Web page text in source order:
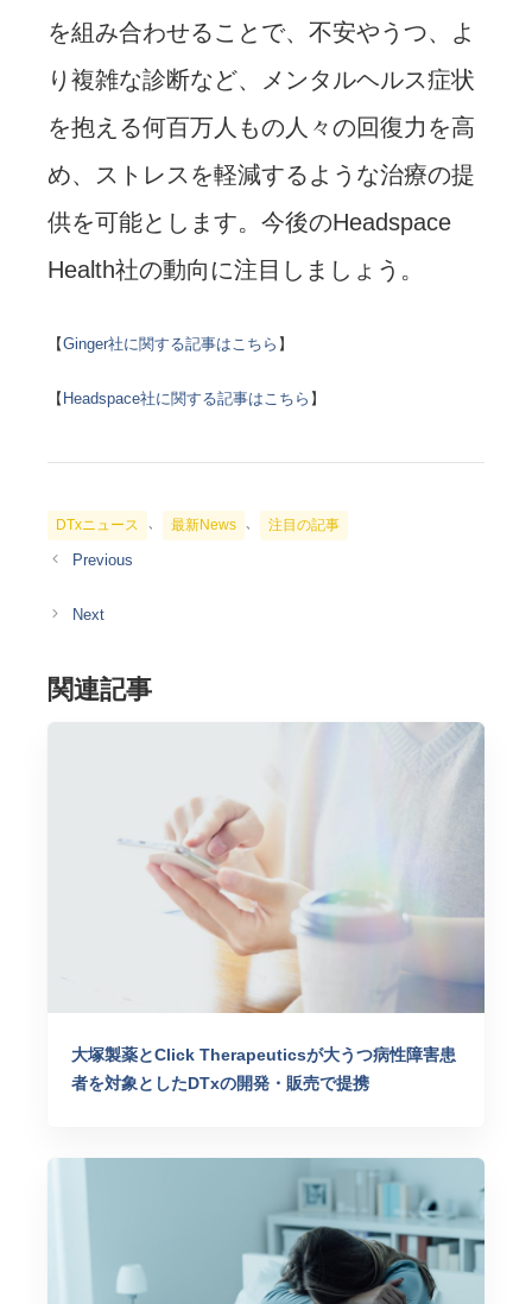
を組み合わせることで、不安やうつ、よ
り複雑な診断など、メンタルヘルス症状
を抱える何百万人もの人々の回復力を高
め、ストレスを軽減するような治療の提
供を可能とします。今後のHeadspace
Health社の動向に注目しましょう。
【Ginger社に関する記事はこちら 】
【Headspace社に関する記事はこちら 】
カ
テ
ゴ
ー
DTxニュース 最新News 注目の記事
関連記事
大塚製薬とClick Therapeuticsが大うつ病性障害患
者を対象としたDTxの開発・販売で提携